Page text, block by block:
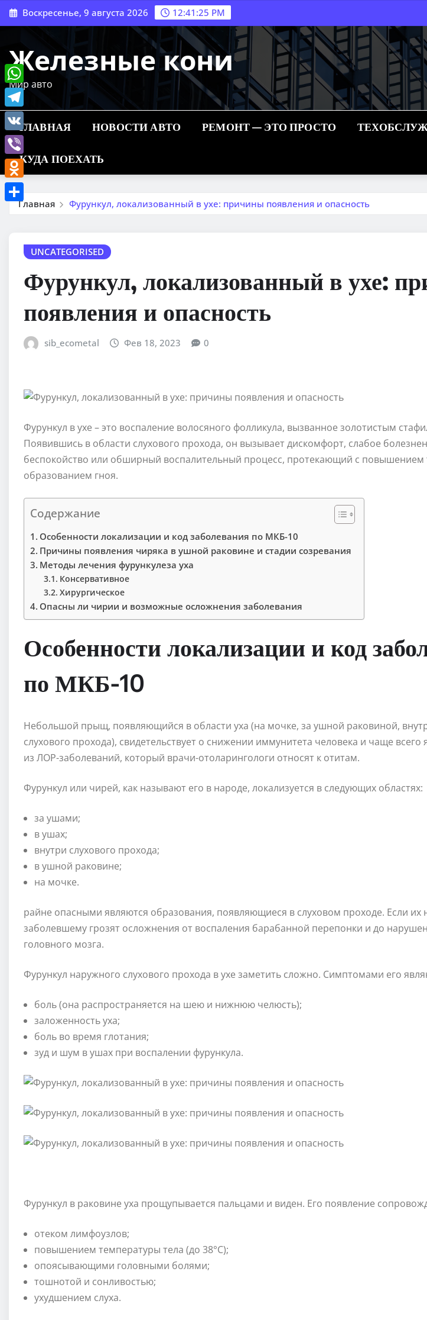
Перейти
к
Воскресенье, 9 августа 2026 12:41:26 PM
Железные кони
Мир авто
ГЛАВНАЯ НОВОСТИ АВТО РЕМОНТ — ЭТО ПРОСТО
КУДА ПОЕХАТЬ
Главная Фурункул, локализованный в ухе: причины появления и опасность
UNCATEGORISED
Фурункул, локализованный в ухе:
появления и опасность
sib_ecometal Фев 18, 2023 0
Фурункул в ухе – это воспаление волосяного фолликула, вызванное золотистым
Появившись в области слухового прохода, он вызывает дискомфорт, слабое
беспокойство или обширный воспалительный процесс, протекающий с повышением
образованием гноя.
Содержание
Особенности локализации и код заболевания по МКБ-10
Причины появления чиряка в ушной раковине и стадии созревания
Методы лечения фурункулеза уха
Консервативное
Хирургическое
Опасны ли чирии и возможные осложнения заболевания
Особенности локализации и код
по МКБ-10
Небольшой прыщ, появляющийся в области уха (на мочке, за ушной раковиной,
слухового прохода), свидетельствует о снижении иммунитета человека и чаще всего
из ЛОР-заболеваний, который врачи-отоларингологи относят к отитам.
Фурункул или чирей, как называют его в народе, локализуется в следующих областях:
за ушами;
в ушах;
внутри слухового прохода;
в ушной раковине;
на мочке.
райне опасными являются образования, появляющиеся в слуховом проходе. Если их
заболевшему грозят осложнения от воспаления барабанной перепонки и до
головного мозга.
Фурункул наружного слухового прохода в ухе заметить сложно. Симптомами его
боль (она распространяется на шею и нижнюю челюсть);
заложенность уха;
боль во время глотания;
зуд и шум в ушах при воспалении фурункула.
Фурункул в раковине уха прощупывается пальцами и виден. Его появление
отеком лимфоузлов;
повышением температуры тела (до 38°С);
опоясывающими головными болями;
тошнотой и сонливостью;
ухудшением слуха.
WhatsApp
Telegram
VK
Viber
Odnoklassniki
Отправить